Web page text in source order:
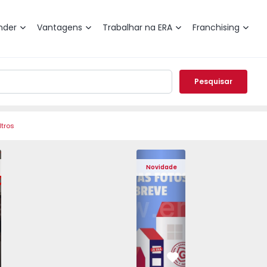
Vantagens Trabalhar na ERA Franchising
Pesquisar
Pedrouços - 1575536 - 7
T3 Maia, Pedrouços - 1575536 - 9
Apartamento T3 Maia, Pedrouços - 1575536 - 8
Apartamento T3 Maia, Pedrouços - 1575536 - 12
Apartamento T3 Maia, Pedrouços -
Apartamento T3 Maia,
Apartamento
Novidade
Apartamento T3 Porto,
Favorito